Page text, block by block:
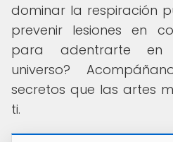
dominar la respiración
prevenir lesiones en
para adentrarte en
universo?
secretos que las artes
ti.